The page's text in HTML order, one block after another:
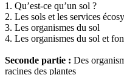
1. Qu’est-ce qu’un sol ?
2. Les sols et les services
3. Les organismes du sol
4. Les organismes du sol et
Seconde partie : Des
racines des plantes